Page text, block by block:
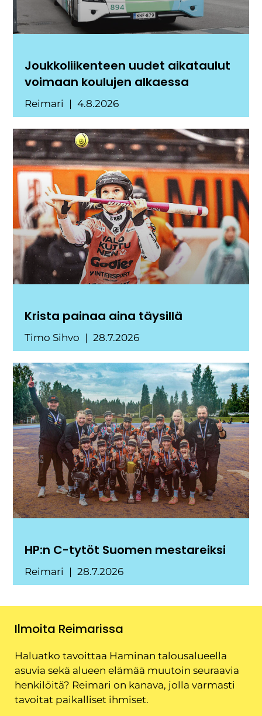
Joukkoliikenteen uudet aikataulut
voimaan koulujen alkaessa
Reimari 4.8.2026
Krista painaa aina täysillä
Timo Sihvo 28.7.2026
HP:n C-tytöt Suomen mestareiksi
Reimari 28.7.2026
Ilmoita Reimarissa
Haluatko tavoittaa Haminan talousalueella
asuvia sekä alueen elämää muutoin seuraavia
henkilöitä? Reimari on kanava, jolla varmasti
tavoitat paikalliset ihmiset.